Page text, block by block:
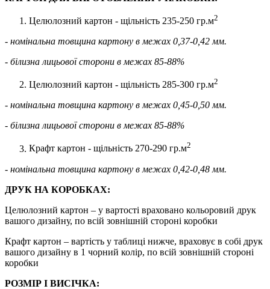
Целюлозний картон - щільність 235-250 гр.м2
- номінальна товщина картону в межах 0,37-0,42 мм.
- білизна лицьової сторони в межах 85-88%
Целюлозний картон - щільність 285-300 гр.м2
- номінальна товщина картону в межах 0,45-0,50 мм.
- білизна лицьової сторони в межах 85-88%
Крафт картон - щільність 270-290 гр.м2
- номінальна товщина картону в межах 0,42-0,48 мм.
ДРУК НА КОРОБКАХ:
Целюлозний картон – у вартості враховано кольоровий друк
вашого дизайну, по всій зовнішній стороні коробки
Крафт картон – вартість у таблиці нижче, враховує в собі друк
вашого дизайну в 1 чорний колір, по всій зовнішній стороні
коробки
РОЗМІР І ВИСІЧКА: